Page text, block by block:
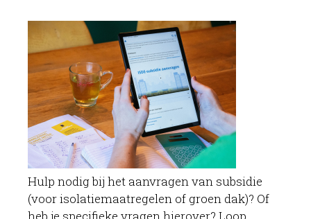
Hulp nodig bij het aanvragen van subsidie
(voor isolatiemaatregelen of groen dak)? Of